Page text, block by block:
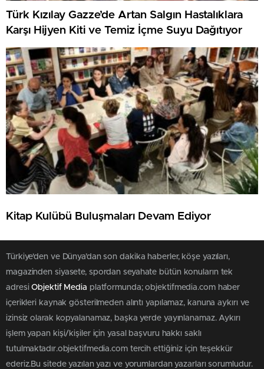
Türk Kızılay Gazze’de Artan Salgın Hastalıklara
Karşı Hijyen Kiti ve Temiz İçme Suyu Dağıtıyor
Kitap Kulübü Buluşmaları Devam Ediyor
Türkiye'den ve Dünya’dan son dakika haberler, köşe yazıları,
magazinden siyasete, spordan seyahate bütün konuların tek
adresiObjektif Media platformunda; objektifmedia.com haber
içerikleri kaynak gösterilmeden alıntı yapılamaz, kanuna aykırı ve
izinsiz olarak kopyalanamaz, başka yerde yayınlanamaz. Aykırı
işlem yapan kişi/kişiler için yasal başvuru hakkı saklı
tutulmaktadır.objektifmedia.com tercih ettiğiniz için teşekkür
ederiz.Bu sitede yazılan yazı ve yorumlardan yazarları sorumludur.